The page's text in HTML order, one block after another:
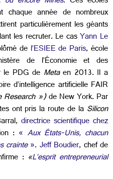
chaque année de nombreux
particulièrement les géants
les recruter. Le casYann Le
del’ESIEE de Paris, école
de l’Économie et des
le PDG de Metaen 2013. Il a
d’intelligence artificielle FAIR
Research »)de New York. Par
ont pris la route de la Silicon
, directrice scientifique chez
: « Aux États-Unis, chacun
crainte».Jeff Boudier, chef de
: «L’esprit entrepreneurial